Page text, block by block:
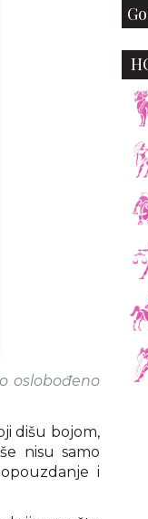
oslobođeno
dišu bojom,
nisu samo
i